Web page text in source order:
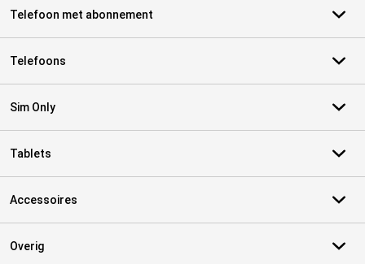
Telefoon met abonnement
Telefoons
Sim Only
Tablets
Accessoires
Overig